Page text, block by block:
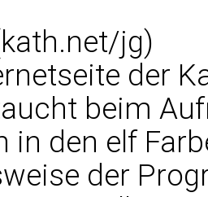
jg)
der
beim
in den elf
der